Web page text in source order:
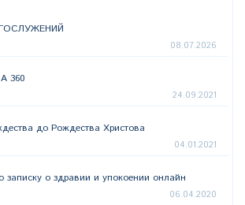
08.07.2026
360
24.09.2021
до Рождества Христова
04.01.2021
записку о здравии и упокоении онлайн
06.04.2020